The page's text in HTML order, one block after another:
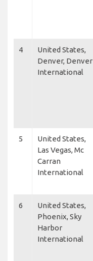
4
United States,
Denver, Denver
International
5
United States,
Las Vegas, Mc
Carran
International
6
United States,
Phoenix, Sky
Harbor
International